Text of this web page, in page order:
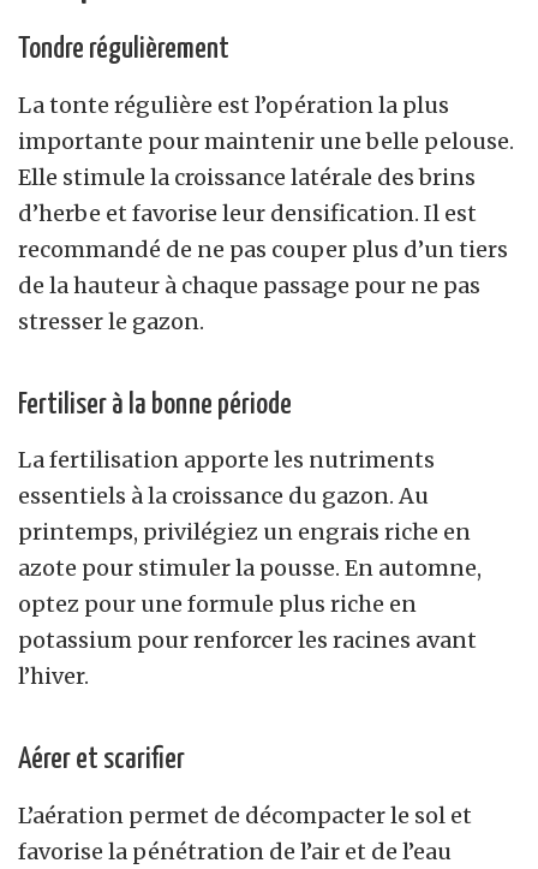
Tondre régulièrement
La tonte régulière est l’opération la plus
importante pour maintenir une belle pelouse.
Elle stimule la croissance latérale des brins
d’herbe et favorise leur densification. Il est
recommandé de ne pas couper plus d’un tiers
de la hauteur à chaque passage pour ne pas
stresser le gazon.
Fertiliser à la bonne période
La fertilisation apporte les nutriments
essentiels à la croissance du gazon. Au
printemps, privilégiez un engrais riche en
azote pour stimuler la pousse. En automne,
optez pour une formule plus riche en
potassium pour renforcer les racines avant
l’hiver.
Aérer et scarifier
L’aération permet de décompacter le sol et
favorise la pénétration de l’air et de l’eau